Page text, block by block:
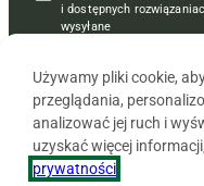
i dostępnych
wysyłane
Używamy pliki cookie,
przeglądania,
analizować jej ruch i
uzyskać więcej
prywatności